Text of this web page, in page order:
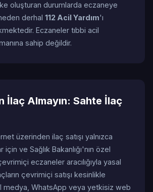
oluşturan durumlarda eczaneye
derhal 112 Acil Yardım'ı
Eczaneler tıbbi acil
sahip değildir.
İlaç Almayın: Sahte İlaç
üzerinden ilaç satışı yalnızca
ve Sağlık Bakanlığı'nın özel
eczaneler aracılığıyla yasal
çevrimiçi satışı kesinlikle
medya, WhatsApp veya yetkisiz web